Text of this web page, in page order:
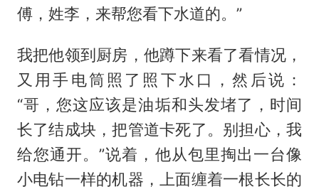
傅，姓李，来帮您看下水道的。”
我把他领到厨房，他蹲下来看了看情况，
又用手电筒照了照下水口，然后说：
“哥，您这应该是油垢和头发堵了，时间
长了结成块，把管道卡死了。别担心，我
给您通开。”说着，他从包里掏出一台像
小电钻一样的机器，上面缠着一根长长的